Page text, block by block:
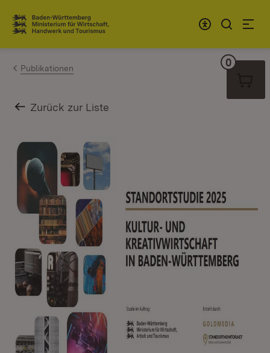
Zum Inhalt springen
Link zur Startseite
Publikationen
Zurück zur Liste
0